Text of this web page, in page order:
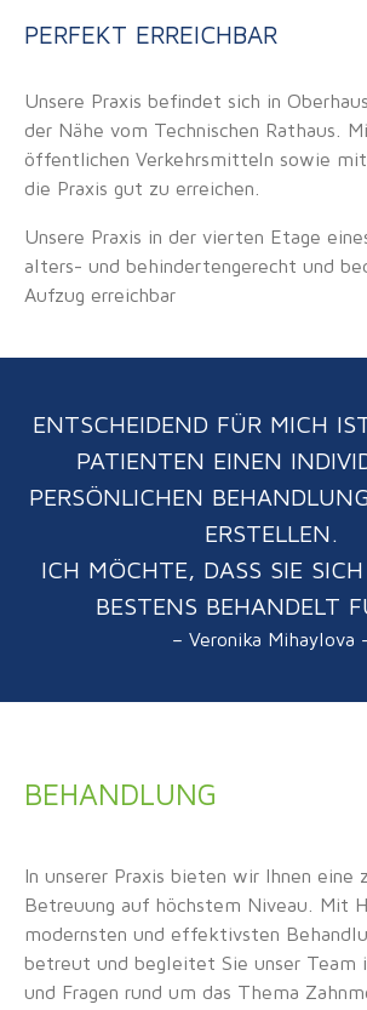
PERFEKT ERREICHBAR
Unsere Praxis befindet sich in
der Nähe vom Technischen Rathaus.
öffentlichen Verkehrsmitteln sowie
die Praxis gut zu erreichen.
Unsere Praxis in der vierten Etage
alters- und behindertengerecht und
Aufzug erreichbar
ENTSCHEIDEND FÜR MICH
PATIENTEN EINEN
PERSÖNLICHEN
ERSTELLEN.
ICH MÖCHTE, DASS SIE
BESTENS BEHANDELT
– Veronika Mihaylova
BEHANDLUNG
In unserer Praxis bieten wir Ihnen eine
Betreuung auf höchstem Niveau. Mit
modernsten und effektivsten
betreut und begleitet Sie unser Team
und Fragen rund um das Thema